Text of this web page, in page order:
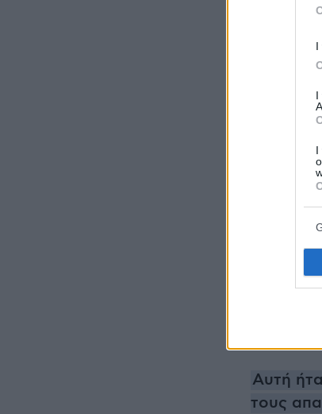
I
I
I
Θα
Αυτή
τους